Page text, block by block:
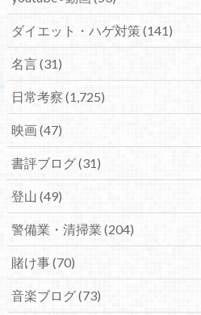
ダイエット・ハゲ対策(141)
名言(31)
日常考察 (1,725)
映画(47)
書評ブログ(31)
登山 (49)
警備業・清掃業 (204)
賭け事(70)
音楽ブログ(73)